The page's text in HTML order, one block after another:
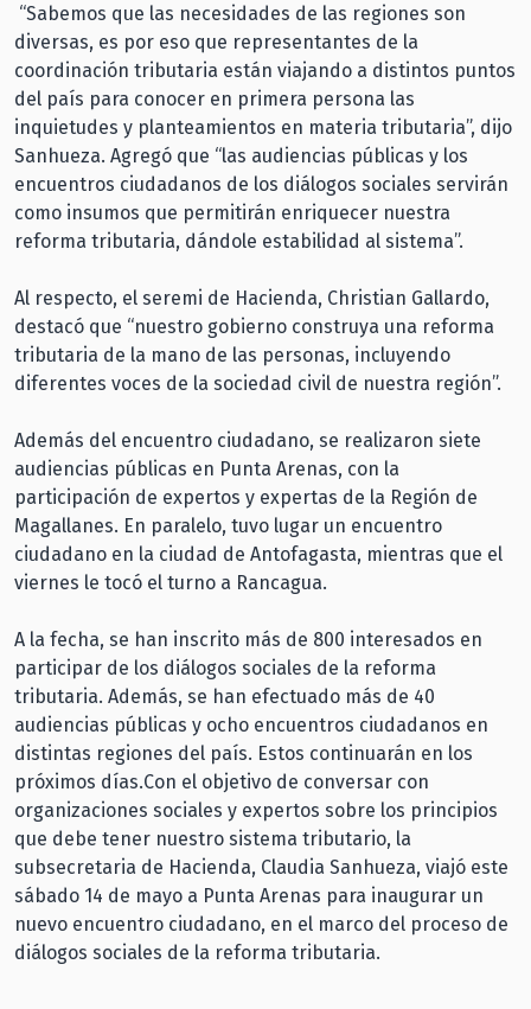
“Sabemos que las necesidades de las regiones son
diversas, es por eso que representantes de la
coordinación tributaria están viajando a distintos puntos
del país para conocer en primera persona las
inquietudes y planteamientos en materia tributaria”, dijo
Sanhueza. Agregó que “las audiencias públicas y los
encuentros ciudadanos de los diálogos sociales servirán
como insumos que permitirán enriquecer nuestra
reforma tributaria, dándole estabilidad al sistema”.
Al respecto, el seremi de Hacienda, Christian Gallardo,
destacó que “nuestro gobierno construya una reforma
tributaria de la mano de las personas, incluyendo
diferentes voces de la sociedad civil de nuestra región”.
Además del encuentro ciudadano, se realizaron siete
audiencias públicas en Punta Arenas, con la
participación de expertos y expertas de la Región de
Magallanes. En paralelo, tuvo lugar un encuentro
ciudadano en la ciudad de Antofagasta, mientras que el
viernes le tocó el turno a Rancagua.
A la fecha, se han inscrito más de 800 interesados en
participar de los diálogos sociales de la reforma
tributaria. Además, se han efectuado más de 40
audiencias públicas y ocho encuentros ciudadanos en
distintas regiones del país. Estos continuarán en los
próximos días.Con el objetivo de conversar con
organizaciones sociales y expertos sobre los principios
que debe tener nuestro sistema tributario, la
subsecretaria de Hacienda, Claudia Sanhueza, viajó este
sábado 14 de mayo a Punta Arenas para inaugurar un
nuevo encuentro ciudadano, en el marco del proceso de
diálogos sociales de la reforma tributaria.